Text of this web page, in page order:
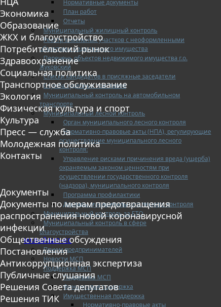
Нормативные документы
План работ
Отчеты
Муниципальный жилищный контроль
Реестр земельных участков с неоформленными
объектами недвижимого имущества
Перечень объектов недвижимого имущества г.о.
Жуковский
Списки кандидатов в присяжные заседатели
Служба судебных приставов
Муниципальный контроль на автомобильном
транспорте
Муниципальный лесной контроль
Орган муниципального лесного контроля
Нормативно-правовые акты (НПА), регулирующие
осуществление муниципального лесного
контроля:
Управление рисками причинения вреда (ущерба)
охраняемым законом ценностям при
осуществлении государственного контроля
(надзора), муниципального контроля
Программа профилактики
Доклады муниципального лесного контроля
Муниципальный контроль за ЕТО
Муниципальный контроль в сфере
благоустройства
МАЛЫЙ БИЗНЕС
Прием предпринимателей
Новости МСП
Поддержка МСП
Поддержка МСП
Финансовая поддержка
Имущественная поддержка
Нормативно-правовые акты
Экономика
Образование
ЖКХ и благоустройство
Потребительский рынок
Здравоохранение
Социальная политика
Транспортное обслуживание
Экология
Физическая культура и спорт
Культура
Пресс — служба
Молодежная политика
Контакты
Документы
Документы по мерам предотвращения
распространения новой коронавирусной
инфекции
Общественные обсуждения
Постановления
Антикоррупционная экспертиза
Публичные слушания
Решения Совета депутатов
Решения ТИК